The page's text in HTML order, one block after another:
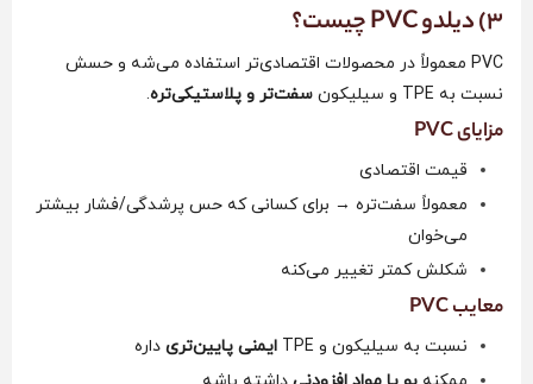
3) دیلدو PVC چیست؟
PVC معمولاً در محصولات اقتصادی‌تر استفاده می‌شه و حسش
نسبت به TPE و سیلیکون
سفت‌تر و پلاستیکی‌تره.
مزایای PVC
قیمت اقتصادی
معمولاً سفت‌تره → برای کسانی که حس پرشدگی/فشار بیشتر
می‌خوان
شکلش کمتر تغییر می‌کنه
معایب PVC
نسبت به سیلیکون و TPE ایمنی پایین‌تری داره